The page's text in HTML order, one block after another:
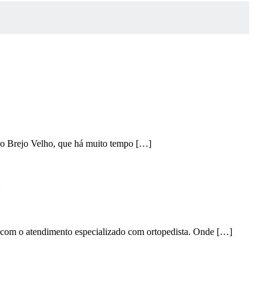
Brejo Velho, que há muito tempo […]
com o atendimento especializado com ortopedista. Onde […]